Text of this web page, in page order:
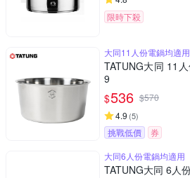
限時下殺
大同11人份電鍋均適用
TATUNG大同 11
9
$536 $570
4.9 (5)
挑戰低價
券
大同6人份電鍋均適用
TATUNG大同 6人